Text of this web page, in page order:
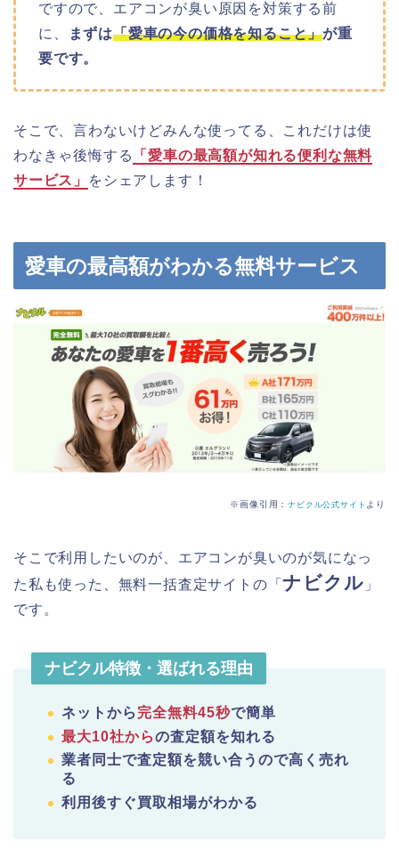
ですので、エアコンが臭い原因を対策する前
に、
まずは「愛車の今の価格を知ること」が重
要です。
そこで、言わないけどみんな使ってる、これだけは使
わなきゃ後悔する
「愛車の最高額が知れる便利な無料
サービス」
をシェアします！
愛車の最高額がわかる無料サービス
※画像引用：ナビクル公式サイト より
そこで利用したいのが、エアコンが臭いのが気になっ
た私も使った、無料一括査定サイトの「ナビクル 」
です。
ナビクル特徴・選ばれる理由
ネットから 完全無料45秒で簡単
最大10社からの査定額を知れる
業者同士で査定額を競い合うので高く売れ
る
利用後すぐ買取相場がわかる